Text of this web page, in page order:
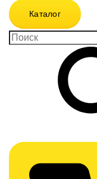
Каталог